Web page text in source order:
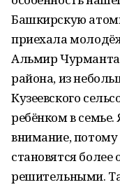
Башкирскую
приехала
Альмир
района, из
Кузеевского
ребёнком в
внимание,
становятся
решительными.